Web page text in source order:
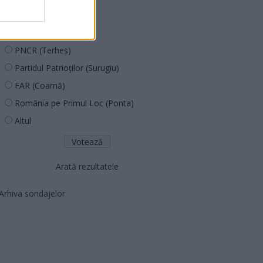
PNCR (Terheș)
Partidul Patrioților (Surugiu)
FAR (Coarnă)
România pe Primul Loc (Ponta)
Altul
Arată rezultatele
sondajelor